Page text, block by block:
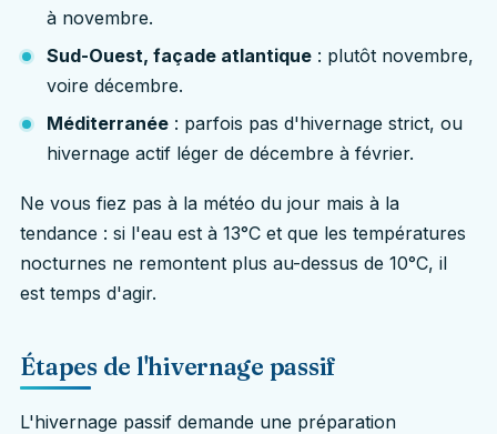
à novembre.
Sud-Ouest, façade atlantique : plutôt novembre,
voire décembre.
Méditerranée : parfois pas d'hivernage strict, ou
hivernage actif léger de décembre à février.
Ne vous fiez pas à la météo du jour mais à la
tendance : si l'eau est à 13°C et que les températures
nocturnes ne remontent plus au-dessus de 10°C, il
est temps d'agir.
Étapes de l'hivernage passif
L'hivernage passif demande une préparation